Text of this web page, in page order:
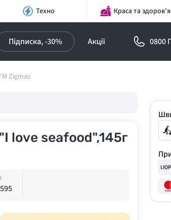
Техно Краса та здоров'я
Підписка, -30% Акції 0800
Zigmas
love seafood",145г